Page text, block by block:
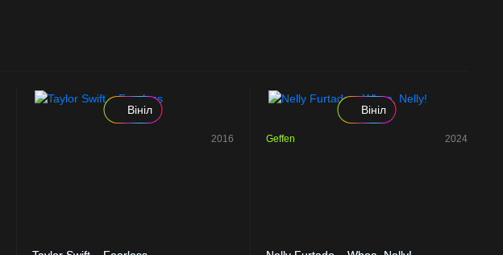
Вініл
2016
Вініл
Geffen 2024